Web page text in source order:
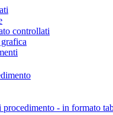
controllati
- in formato